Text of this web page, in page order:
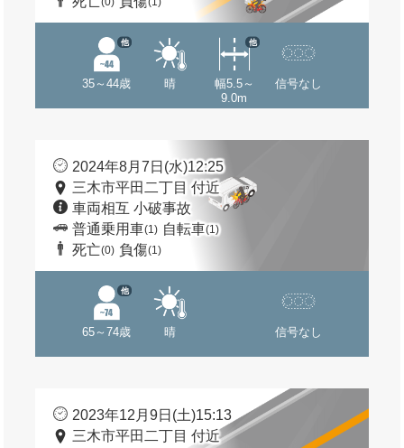
35～44歳
他
晴
幅5.5～
9.0m
他
信号なし
2024年8月7日(水)12:25
三木市平田二丁目 付近
車両相互 小破事故
普通乗用車(1) 自転車(1)
死亡(0) 負傷(1)
65～74歳
他
晴 信号なし
2023年12月9日(土)15:13
三木市平田二丁目 付近